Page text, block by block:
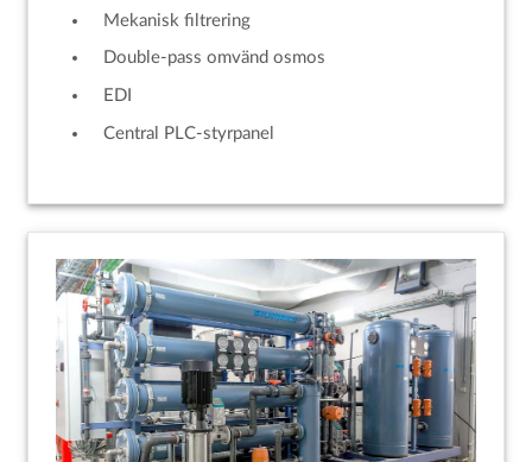
Mekanisk filtrering
Double-pass omvänd osmos
EDI
Central PLC-styrpanel